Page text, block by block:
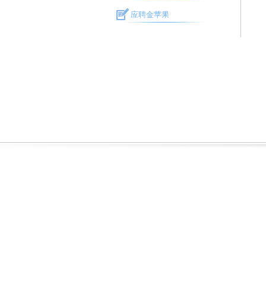
应聘金苹果